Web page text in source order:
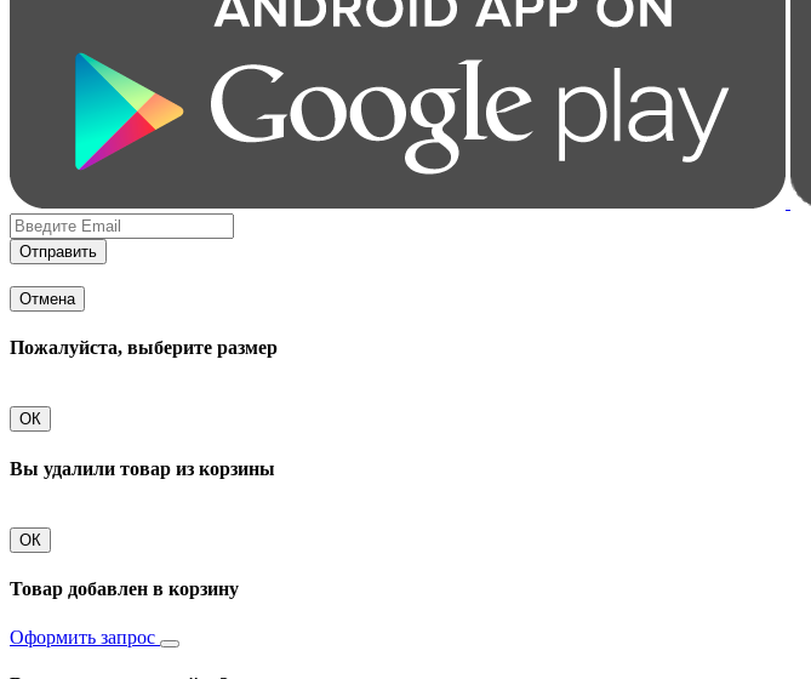
Отправить
Отмена
Пожалуйста, выберите размер
ОК
Вы удалили товар из корзины
ОК
Товар добавлен в корзину
Оформить запрос